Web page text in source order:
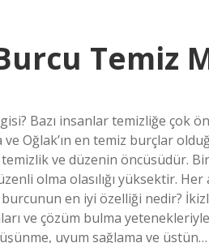
Temiz
Bazı insanlar temizliğe çok
ve Oğlak’ın en temiz burçlar
ve düzenin öncüsüdür.
olma olasılığı yüksektir.
en iyi özelliği nedir?
ve çözüm bulma
uyum sağlama ve üstün…